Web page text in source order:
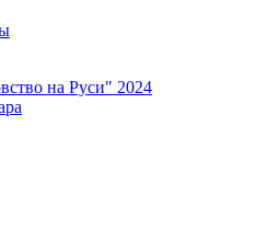
на Руси" 2024